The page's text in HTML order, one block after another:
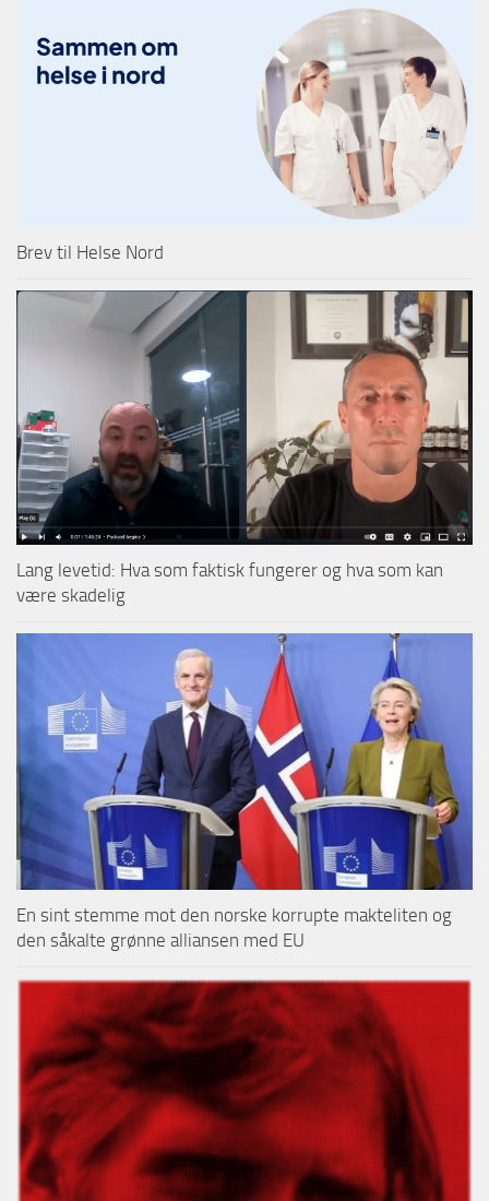
Brev til Helse Nord
Lang levetid: Hva som faktisk fungerer og hva som kan
være skadelig
En sint stemme mot den norske korrupte makteliten og
den såkalte grønne alliansen med EU